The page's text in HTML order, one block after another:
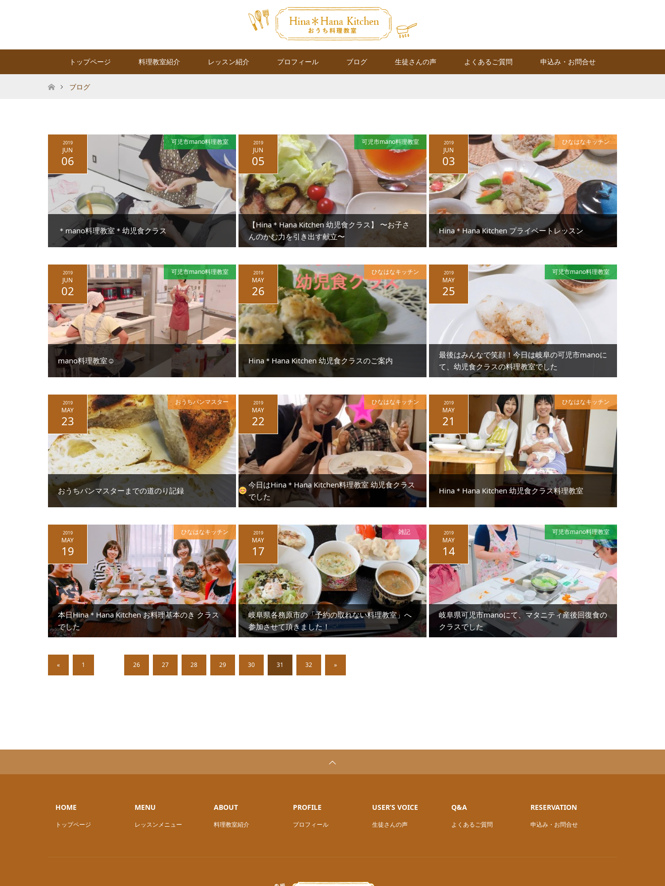
トップページ 料理教室紹介 レッスン紹介 プロフィール ブログ 生徒さんの声 よくあるご質問 申込み・お問合せ
ホームブログ
＊mano料理教室＊幼児食クラス
2019
JUN
06
可児市mano料理教室
【Hina＊Hana Kitchen 幼児食クラス】 〜お子さ
んのかむ力を引き出す献立〜
2019
JUN
05
可児市mano料理教室
Hina＊Hana Kitchen プライベートレッスン
2019
JUN
03
ひなはなキッチン
mano料理教室☺︎
2019
JUN
02
可児市mano料理教室
Hina＊Hana Kitchen 幼児食クラスのご案内
2019
MAY
26
ひなはなキッチン
最後はみんなで笑顔！今日は岐阜の可児市manoに
て、幼児食クラスの料理教室でした
2019
MAY
25
可児市mano料理教室
おうちパンマスターまでの道のり記録
2019
MAY
23
おうちパンマスター
今日はHina＊Hana Kitchen料理教室 幼児食クラス
でした
2019
MAY
22
ひなはなキッチン
Hina＊Hana Kitchen 幼児食クラス料理教室
2019
MAY
21
ひなはなキッチン
本日Hina＊Hana Kitchen お料理基本のき クラス
でした
2019
MAY
19
ひなはなキッチン
岐阜県各務原市の「予約の取れない料理教室」へ
参加させて頂きました！
2019
MAY
17
雑記
岐阜県可児市manoにて、マタニティ産後回復食の
クラスでした
2019
MAY
14
可児市mano料理教室
« 1 26 27 28 29 30 31 32 »
HOME
トップページ
MENU
レッスンメニュー
ABOUT
料理教室紹介
PROFILE
プロフィール
USER’S VOICE
生徒さんの声
Q&A
よくあるご質問
RESERVATION
申込み・お問合せ